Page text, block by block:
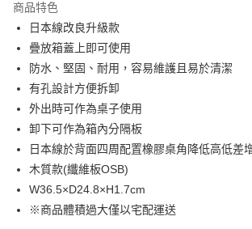
合作金庫商業銀行
華南商業銀行
上海商業儲蓄銀行
國泰世華商業銀行
兆豐國際商業
臺灣中小企業銀行
匯豐（台灣）商業銀行
聯邦商業銀行
元大商業銀行
玉山商業銀行
星展（台灣
台新國際商業銀行
台灣樂天信用卡公司
6 期 0 利率 每期
華南商業銀行
上海商業儲蓄銀行
台北富邦商業
國泰世華商業銀行
臺灣中小企業銀行
匯豐（台灣）商業銀行
聯邦商業銀行
遠東國際商
元大商業銀行
永豐商業銀
玉山商業銀行
台新國際商業銀行
台灣樂天信用卡公司
LINE Pay
Apple Pay
悠遊付
AFTEE先享後付
相關說明
【關於「AFTEE先享後付」】
AFTEE先享後付是「在收到商品之後才付款」的支付
１．簡單：不需註冊會員、不需綁卡、不需儲值。
ATM付款
商品特色
日本線改良升級款
疊放箱蓋上即可使用
防水、堅固、耐用，容易維護且易於清潔
有孔設計方便拆卸
外出時可作為桌子使用
卸下可作為箱內分隔板
日本線於背面四周配置橡膠桌角降低高低差
木質款(纖維板OSB)
W36.5×D24.8×H1.7cm
※商品體積過大僅以宅配運送